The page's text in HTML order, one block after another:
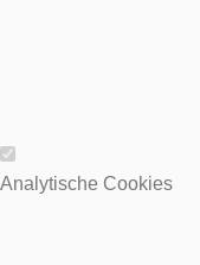
Wesentliche Cookies
Analytische Cookies